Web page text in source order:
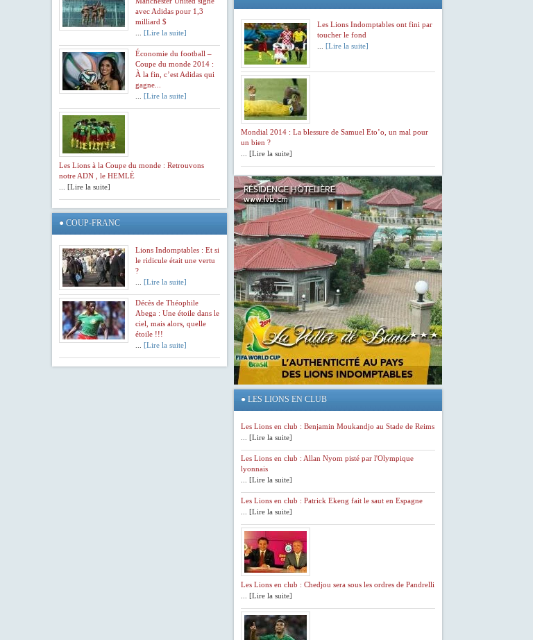
avec Adidas pour 1,3
milliard $
[Lire la suite]
Économie du football –
Coupe du monde 2014 :
À la fin, c’est Adidas qui
gagne...
[Lire la suite]
Les Lions à la Coupe du monde : Retrouvons
notre ADN , le HEMLÈ
... [Lire la suite]
● COUP-FRANC
Lions Indomptables : Et si
le ridicule était une vertu
?
[Lire la suite]
Décès de Théophile
Abega : Une étoile dans le
ciel, mais alors, quelle
étoile !!!
[Lire la suite]
Les Lions Indomptables ont fini par
toucher le fond
[Lire la suite]
Mondial 2014 : La blessure de Samuel Eto’o, un mal pour
un bien ?
... [Lire la suite]
● LES LIONS EN CLUB
Les Lions en club : Benjamin Moukandjo au Stade de Reims
... [Lire la suite]
Les Lions en club : Allan Nyom pisté par l'Olympique
lyonnais
... [Lire la suite]
Les Lions en club : Patrick Ekeng fait le saut en Espagne
... [Lire la suite]
Les Lions en club : Chedjou sera sous les ordres de Pandrelli
... [Lire la suite]